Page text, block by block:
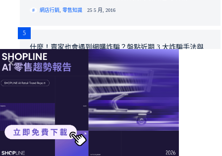
網店行銷 零售知識 25 5 月, 2016
5
什麼！賣家也會遇到網購詐騙？盤點近期 3 大詐騙手法與
應對方法
網店行銷,零售知識
線上講座 ｜